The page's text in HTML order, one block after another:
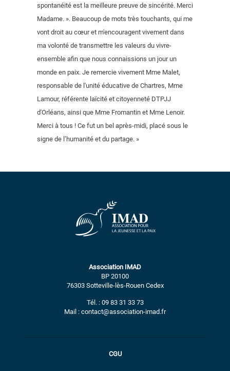
spontanéité est la meilleure preuve de sincérité. Merci
Madame. ». Beaucoup de mots très touchants, qui me
vont droit au cœur et m'encouragent vivement dans
ma volonté de transmettre les valeurs du vivre-
ensemble afin que nous connaissions un jour un
monde en paix. Je remercie vivement Mme Malet,
responsable de l'unité éducative de Chartres, Mme
Lamour, référente laïcité et citoyenneté DTPJJ
d'Orléans, ainsi que Mme Fromantin et Mme Lenoir.
Merci à tous ! Ce fut un bel après-midi, placé sous le
signe de l’humanité et du partage. »
Association IMAD
BP 20100
76303 Sotteville-lès-Rouen Cedex
Tél. : 09 83 31 33 73
Mail : contact@association-imad.fr
CGU